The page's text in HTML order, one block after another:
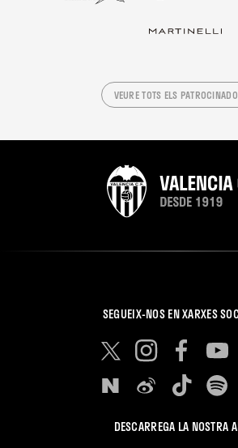
VEURE TOTS ELS
SEGUEIX-NOS EN XARXES
DESCARREGA LA NOSTRA